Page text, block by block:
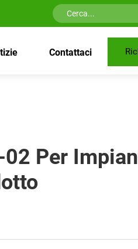
Contattaci
02 Per